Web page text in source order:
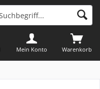
Warenkorb
Mein Konto